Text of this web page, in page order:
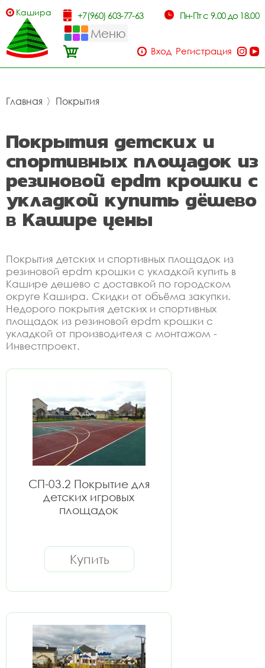
Кашира +7(960) 603-77-63 Пн-Пт с 9.00 до 18.00
Меню
Вход Регистрация
Главная 〉 Покрытия
Покрытия детских и
спортивных площадок из
резиновой epdm крошки с
укладкой купить дёшево
в Кашире цены
Покрытия детских и спортивных площадок из
резиновой epdm крошки с укладкой купить в
Кашире дешево с доставкой по городском
округе Кашира. Скидки от объёма закупки.
Недорого покрытия детских и спортивных
площадок из резиновой epdm крошки с
укладкой от производителя с монтажом -
Инвестпроект.
СП-03.2 Покрытие для
детских игровых
площадок
Купить